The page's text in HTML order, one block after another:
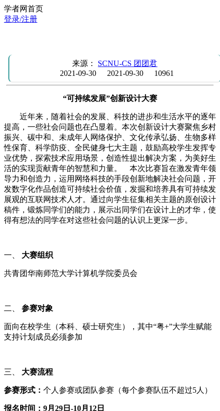
学者网首页
登录/注册
来源： SCNU-CS 团团君
2021-09-30
2021-09-30 10961
“可持续发展”创新设计大赛
近年来，随着社会的发展、科技的进步和生活水平的逐年
提高，一些社会问题也在凸显着。本次创新设计大赛聚焦乡村
振兴、碳中和、未成年人网络保护、文化传承弘扬、生物多样
性保育、科学防疫、全民健身七大主题，鼓励高校学生发挥专
业优势，探索技术应用场景，创造性提出解决方案，为美好生
活的实现贡献青年的智慧和力量。 本次比赛旨在激发青年领
导力和创造力，运用网络科技的手段创新地解决社会问题，开
发数字化作品创造可持续社会价值，发掘和培养具有可持续发
展观的互联网技术人才。通过向学生征集相关主题的原创设计
稿件，锻炼同学们的能力，展示出同学们在设计上的才华，使
得有想法的同学在对这些社会问题的认识上更深一步。
一、 大赛组织
共青团华南师范大学计算机学院委员会
二、 参赛对象
面向在校学生（本科、硕士研究生），其中“粤+”大学生赋能
支持计划成员必须参加
三、 大赛流程
参赛形式： 个人参赛或团队参赛（每个参赛队伍不超过5人）
报名时间：9月29 日-10月 12 日